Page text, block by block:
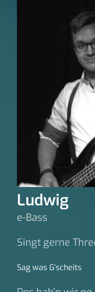
Ludwig
e-Bass
Singt gerne
Sag was G‘scheits